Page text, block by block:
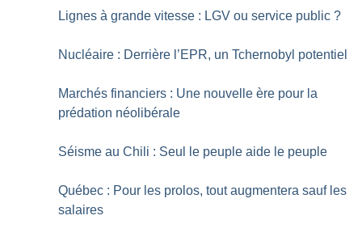
Lignes à grande vitesse : LGV ou service public ?
Nucléaire : Derrière l’EPR, un Tchernobyl potentiel
Marchés financiers : Une nouvelle ère pour la
prédation néolibérale
Séisme au Chili : Seul le peuple aide le peuple
Québec : Pour les prolos, tout augmentera sauf les
salaires